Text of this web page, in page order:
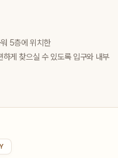
5층에 위치한
게 찾으실 수 있도록 입구와 내부